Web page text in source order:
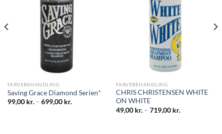
FARVEBEHANDLING
Saving Grace Diamond Serien*
99,00 kr.– 699,00 kr.
FARVEBEHANDLING
CHRIS CHRISTENSEN WHITE
ON WHITE
49,00 kr.– 719,00 kr.